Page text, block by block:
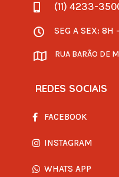
 (11) 4233-
 SEG A SEX: 8H
 RUA BARÃO DE
REDES SOCIAIS
FACEBOOK
INSTAGRAM
WHATS APP